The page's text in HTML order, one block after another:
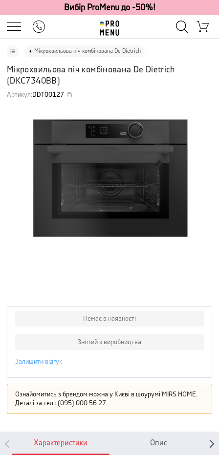
Вибір ProMenu до -50%!
Мікрохвильова піч комбінована De Dietrich
Мікрохвильова піч комбінована De Dietrich
( DKC7340BB)
Артикул:DDT00127
Немає в наявності
Знятий з виробництва
Залишити відгук
Ознайомитись з брендом можна у Києві в шоурумі MIRS HOME.
Деталі за тел.: (095) 000 56 27
Характеристики Опис